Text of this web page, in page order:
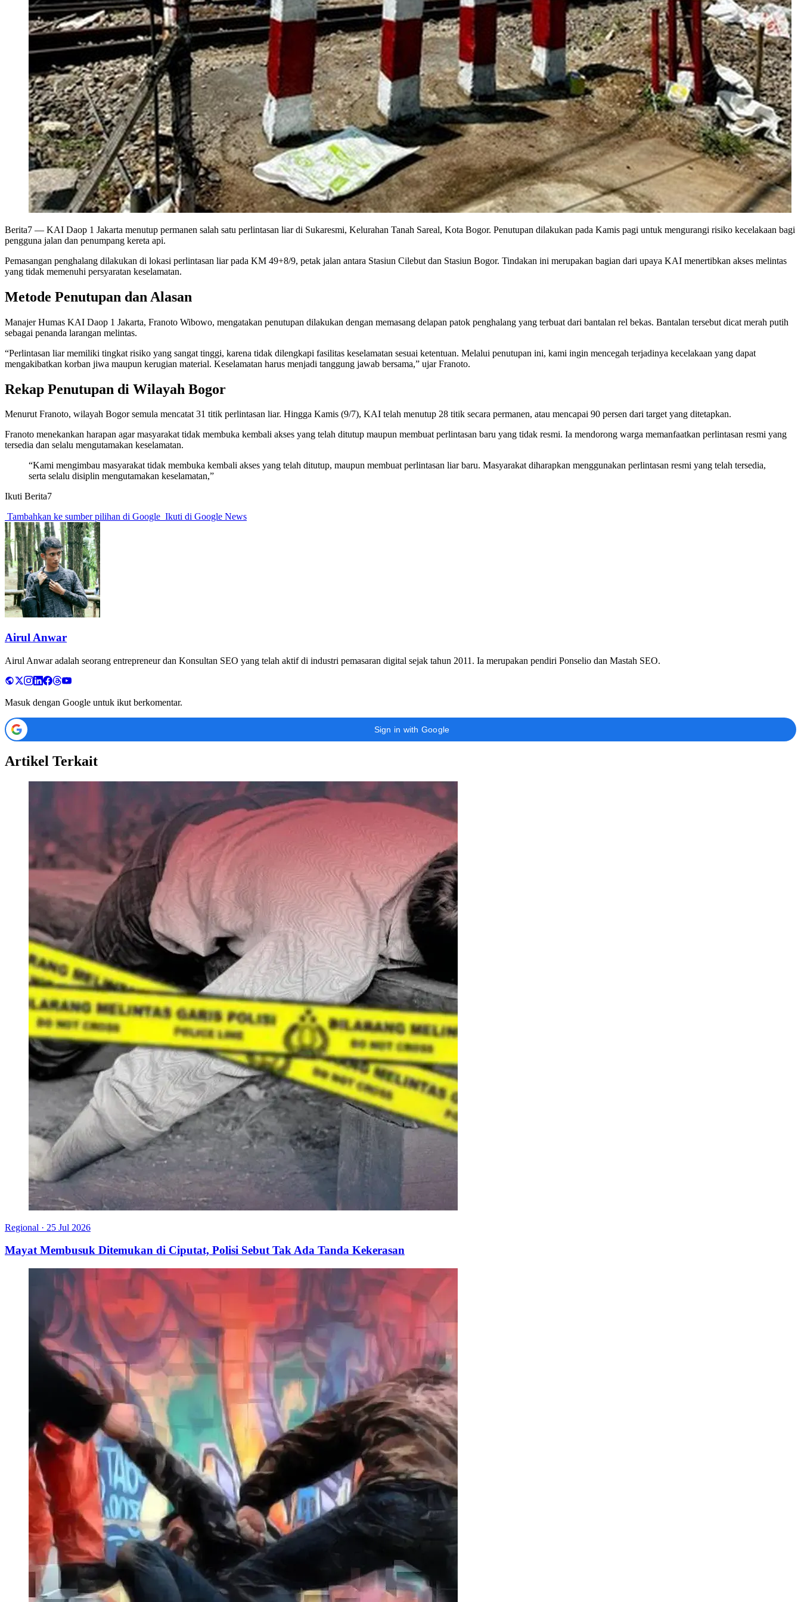
Berita7 — KAI Daop 1 Jakarta menutup permanen salah satu perlintasan liar di Sukaresmi, Kelurahan Tanah Sareal, Kota Bogor. Penutupan dilakukan pada Kamis pagi untuk mengurangi risiko kecelakaan bagi
pengguna jalan dan penumpang kereta api.
Pemasangan penghalang dilakukan di lokasi perlintasan liar pada KM 49+8/9, petak jalan antara Stasiun Cilebut dan Stasiun Bogor. Tindakan ini merupakan bagian dari upaya KAI menertibkan akses melintas
yang tidak memenuhi persyaratan keselamatan.
Metode Penutupan dan Alasan
Manajer Humas KAI Daop 1 Jakarta, Franoto Wibowo, mengatakan penutupan dilakukan dengan memasang delapan patok penghalang yang terbuat dari bantalan rel bekas. Bantalan tersebut dicat merah putih
sebagai penanda larangan melintas.
“Perlintasan liar memiliki tingkat risiko yang sangat tinggi, karena tidak dilengkapi fasilitas keselamatan sesuai ketentuan. Melalui penutupan ini, kami ingin mencegah terjadinya kecelakaan yang dapat
mengakibatkan korban jiwa maupun kerugian material. Keselamatan harus menjadi tanggung jawab bersama,” ujar Franoto.
Rekap Penutupan di Wilayah Bogor
Menurut Franoto, wilayah Bogor semula mencatat 31 titik perlintasan liar. Hingga Kamis (9/7), KAI telah menutup 28 titik secara permanen, atau mencapai 90 persen dari target yang ditetapkan.
Franoto menekankan harapan agar masyarakat tidak membuka kembali akses yang telah ditutup maupun membuat perlintasan baru yang tidak resmi. Ia mendorong warga memanfaatkan perlintasan resmi yang
tersedia dan selalu mengutamakan keselamatan.
“Kami mengimbau masyarakat tidak membuka kembali akses yang telah ditutup, maupun membuat perlintasan liar baru. Masyarakat diharapkan menggunakan perlintasan resmi yang telah tersedia,
serta selalu disiplin mengutamakan keselamatan,”
Ikuti Berita7
Tambahkan ke sumber pilihan di Google Ikuti di Google News
Airul Anwar
Airul Anwar adalah seorang entrepreneur dan Konsultan SEO yang telah aktif di industri pemasaran digital sejak tahun 2011. Ia merupakan pendiri Ponselio dan Mastah SEO.
Masuk dengan Google untuk ikut berkomentar.
Sign in with Google
Artikel Terkait
Regional · 25 Jul 2026
Mayat Membusuk Ditemukan di Ciputat, Polisi Sebut Tak Ada Tanda Kekerasan